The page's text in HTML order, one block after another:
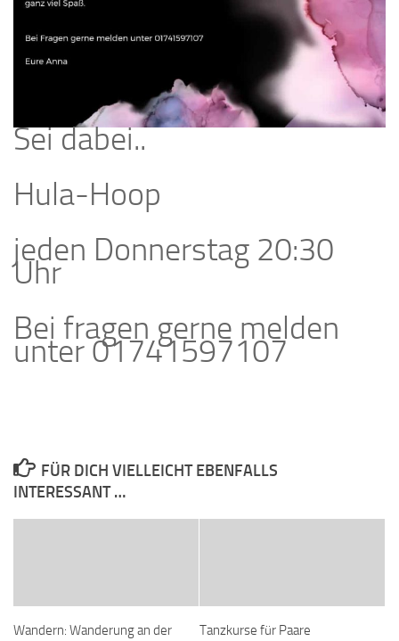
Sei dabei..
Hula-Hoop
jeden Donnerstag 20:30
Uhr
Bei fragen gerne melden
unter 01741597107
FÜR DICH VIELLEICHT EBENFALLS
INTERESSANT …
Wandern: Wanderung an der
Tanzkurse für Paare